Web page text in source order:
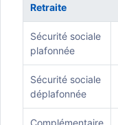
Retraite
Sécurité sociale
plafonnée
Sécurité sociale
déplafonnée
Complémentaire